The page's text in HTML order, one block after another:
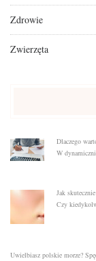
Zdrowie
Zwierzęta
Dlaczego
W
Jak
Czy
Uwielbiasz polskie morze?